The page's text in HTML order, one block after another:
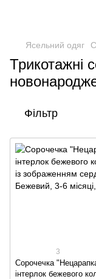
Ясельний одяг
Трикотажні
Фільтр
3
Сорочечка
інтерлок бежевого